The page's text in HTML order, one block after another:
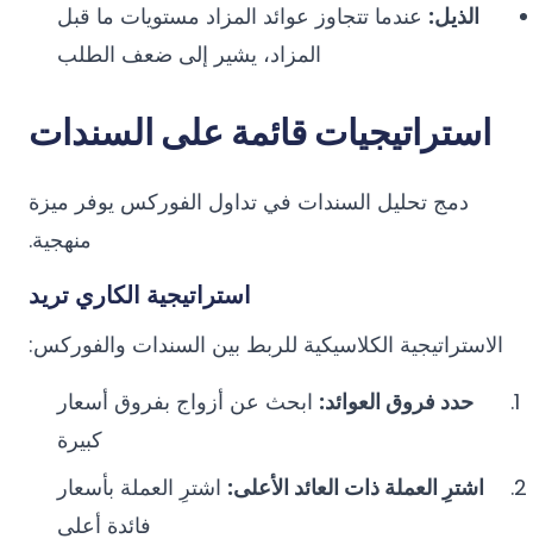
الذيل: عندما تتجاوز عوائد المزاد مستويات ما قبل
المزاد، يشير إلى ضعف الطلب
استراتيجيات قائمة على السندات
دمج تحليل السندات في تداول الفوركس يوفر ميزة
منهجية.
استراتيجية الكاري تريد
الاستراتيجية الكلاسيكية للربط بين السندات والفوركس:
حدد فروق العوائد: ابحث عن أزواج بفروق أسعار
كبيرة
اشترِ العملة ذات العائد الأعلى: اشترِ العملة بأسعار
فائدة أعلى